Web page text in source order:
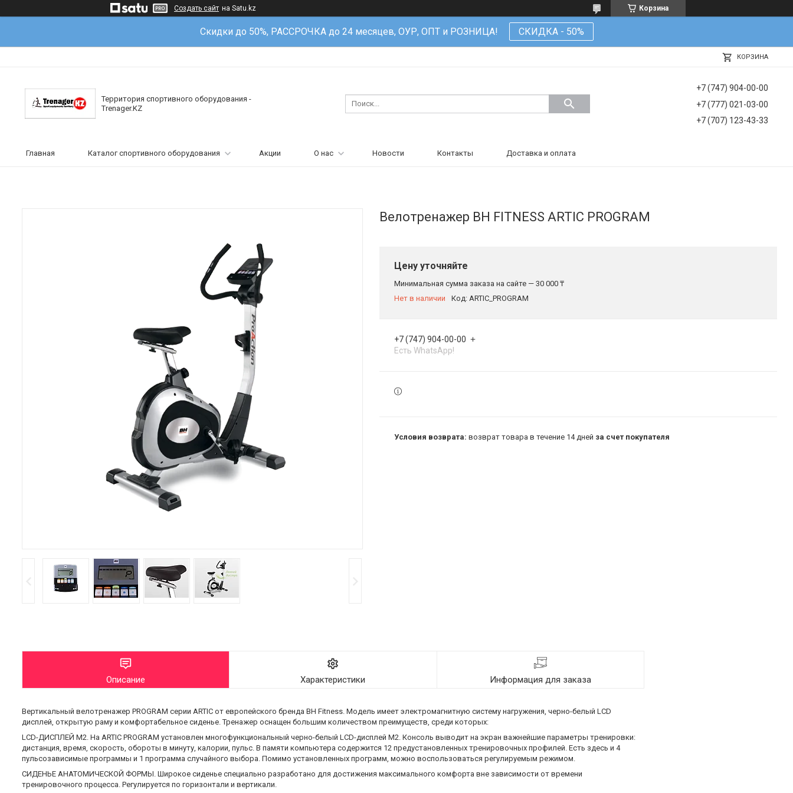
Создать сайт на Satu.kz Корзина
Скидки до 50%, РАССРОЧКА до 24 месяцев, ОУР, ОПТ и РОЗНИЦА! СКИДКА - 50%
КОРЗИНА
Территория спортивного оборудования -
Trenager.KZ
+7 (747) 904-00-00
+7 (777) 021-03-00
+7 (707) 123-43-33
Главная Каталог спортивного оборудования Акции О нас Новости Контакты Доставка и оплата
Велотренажер BH FITNESS ARTIC PROGRAM
Цену уточняйте
Минимальная сумма заказа на сайте — 30 000 ₸
Нет в наличии
Код: ARTIC_PROGRAM
+7 (747) 904-00-00
Есть WhatsApp!
возврат товара в течение 14 дней за счет покупателя
Описание Характеристики Информация для заказа
Вертикальный велотренажер PROGRAM серии ARTIC от европейского бренда BH Fitness. Модель имеет электромагнитную систему нагружения, черно-белый LCD
дисплей, открытую раму и комфортабельное сиденье. Тренажер оснащен большим количеством преимуществ, среди которых:
LCD-ДИСПЛЕЙ M2. На ARTIC PROGRAM установлен многофункциональный черно-белый LCD-дисплей M2. Консоль выводит на экран важнейшие параметры тренировки:
дистанция, время, скорость, обороты в минуту, калории, пульс. В памяти компьютера содержится 12 предустановленных тренировочных профилей. Есть здесь и 4
пульсозависимые программы и 1 программа случайного выбора. Помимо установленных программ, можно воспользоваться регулируемым режимом.
СИДЕНЬЕ АНАТОМИЧЕСКОЙ ФОРМЫ. Широкое сиденье специально разработано для достижения максимального комфорта вне зависимости от времени
тренировочного процесса. Регулируется по горизонтали и вертикали.